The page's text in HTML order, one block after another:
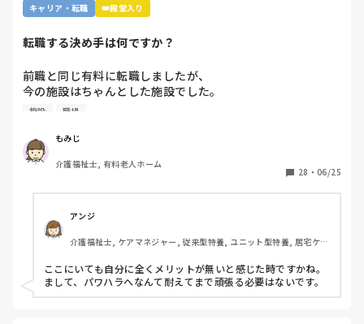
キャリア・転職 👑殿堂入り
転職する決め手は何ですか？
前職と同じ有料に転職しましたが、
今の施設はちゃんとした施設でした。
いつもご機嫌を伺うみたいなとこが
あり、機嫌が悪いと理不尽に叱られる
みたいなとこがあり凹んだりしてました。
6月入社して最初は違い過ぎる事ばかりで
戸惑い、仕事を覚えるのが大変でしたが、
介護の仕事だけに集中出来る今の職場は
有難いなと感謝しています。
皆さんの転職する決め手は何ですか？
施設 職場
もみじ
介護福祉士, 有料老人ホーム
28 ・ 06/25
アンジ
介護福祉士, ケアマネジャー, 従来型特養, ユニット型特養, 居宅ケア
ここにいても自分に全くメリットが無いと感じた時ですかね。
まして、パワハラへなんて耐えてまで頑張る必要はないです。